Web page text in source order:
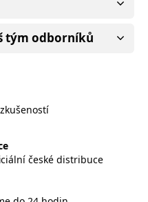
tým odborníků
české distribuce